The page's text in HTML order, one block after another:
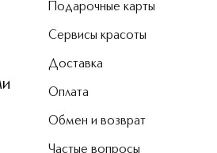
Подарочные карты
Сервисы красоты
Доставка
Оплата
Обмен и возврат
Частые вопросы